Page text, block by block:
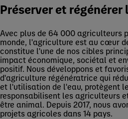
Préserver et
Avec plus de 64 000 agriculteurs
monde, l'agriculture est au cœur
constitue l'une de nos cibles
impact économique, sociétal et
positif. Nous développons et
d'agriculture régénératrice qui
et l'utilisation de l'eau, protègent
responsabilisent les agriculteurs
être animal. Depuis 2017, nous
projets agricoles dans 14 pays.